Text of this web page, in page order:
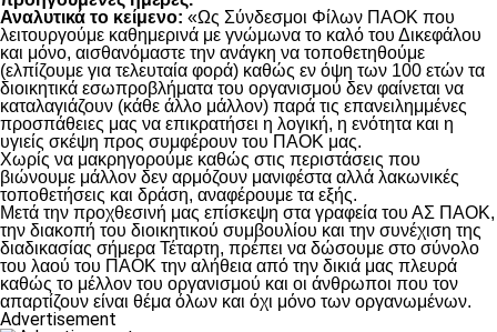
Αναλυτικά το κείμενο: «Ως Σύνδεσμοι Φίλων ΠΑΟΚ που
λειτουργούμε καθημερινά με γνώμωνα το καλό του Δικεφάλου
και μόνο, αισθανόμαστε την ανάγκη να τοποθετηθούμε
(ελπίζουμε για τελευταία φορά) καθώς εν όψη των 100 ετών τα
διοικητικά εσωπροβλήματα του οργανισμού δεν φαίνεται να
καταλαγιάζουν (κάθε άλλο μάλλον) παρά τις επανειλημμένες
προσπάθειες μας να επικρατήσει η λογική, η ενότητα και η
υγιείς σκέψη προς συμφέρουν του ΠΑΟΚ μας.
Χωρίς να μακρηγορούμε καθώς στις περιστάσεις που
βιώνουμε μάλλον δεν αρμόζουν μανιφέστα αλλά λακωνικές
τοποθετήσεις και δράση, αναφέρουμε τα εξής.
Μετά την προχθεσινή μας επίσκεψη στα γραφεία του ΑΣ ΠΑΟΚ,
την διακοπή του διοικητικού συμβουλίου και την συνέχιση της
διαδικασίας σήμερα Τέταρτη, πρέπει να δώσουμε στο σύνολο
του λαού του ΠΑΟΚ την αλήθεια από την δικιά μας πλευρά
καθώς το μέλλον του οργανισμού και οι άνθρωποι που τον
απαρτίζουν είναι θέμα όλων και όχι μόνο των οργανωμένων.
Advertisement